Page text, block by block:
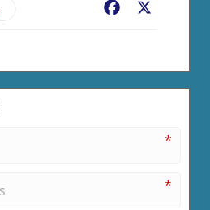
Facebook
*
*